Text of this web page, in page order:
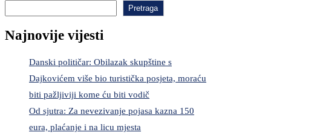
Pretraga
Najnovije vijesti
Danski političar: Obilazak skupštine s
Dajkovićem više bio turistička posjeta, moraću
biti pažljiviji kome ću biti vodič
Od sjutra: Za nevezivanje pojasa kazna 150
eura, plaćanje i na licu mjesta